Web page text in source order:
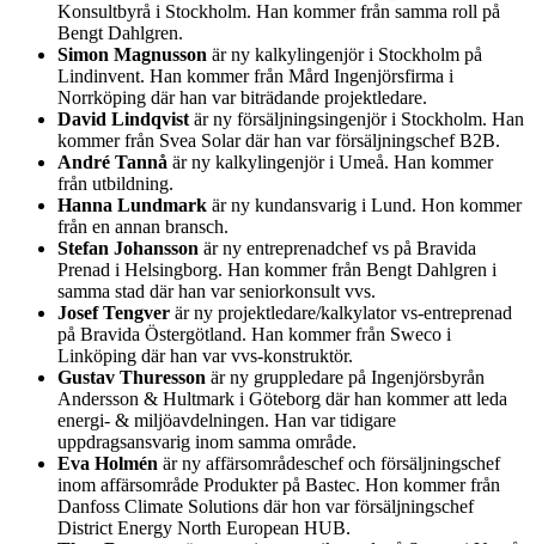
Konsultbyrå i Stockholm. Han kommer från samma roll på
Bengt Dahlgren.
Simon Magnusson är ny kalkylingenjör i Stockholm på
Lindinvent. Han kommer från Mård Ingenjörsfirma i
Norrköping där han var biträdande projektledare.
David Lindqvist är ny försäljningsingenjör i Stockholm. Han
kommer från Svea Solar där han var försäljningschef B2B.
André Tannå är ny kalkylingenjör i Umeå. Han kommer
från utbildning.
Hanna Lundmark är ny kundansvarig i Lund. Hon kommer
från en annan bransch.
Stefan Johansson är ny entreprenadchef vs på Bravida
Prenad i Helsingborg. Han kommer från Bengt Dahlgren i
samma stad där han var seniorkonsult vvs.
Josef Tengver är ny projektledare/kalkylator vs-entreprenad
på Bravida Östergötland. Han kommer från Sweco i
Linköping där han var vvs-konstruktör.
Gustav Thuresson är ny gruppledare på Ingenjörsbyrån
Andersson & Hultmark i Göteborg där han kommer att leda
energi- & miljöavdelningen. Han var tidigare
uppdragsansvarig inom samma område.
Eva Holmén är ny affärsområdeschef och försäljningschef
inom affärsområde Produkter på Bastec. Hon kommer från
Danfoss Climate Solutions där hon var försäljningschef
District Energy North European HUB.